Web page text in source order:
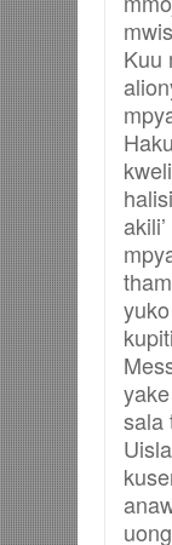
Kuu
sala